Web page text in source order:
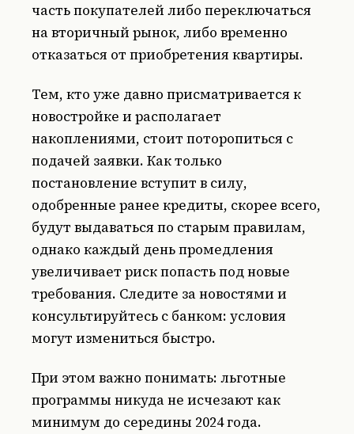
часть покупателей либо переключаться
на вторичный рынок, либо временно
отказаться от приобретения квартиры.
Тем, кто уже давно присматривается к
новостройке и располагает
накоплениями, стоит поторопиться с
подачей заявки. Как только
постановление вступит в силу,
одобренные ранее кредиты, скорее всего,
будут выдаваться по старым правилам,
однако каждый день промедления
увеличивает риск попасть под новые
требования. Следите за новостями и
консультируйтесь с банком: условия
могут измениться быстро.
При этом важно понимать: льготные
программы никуда не исчезают как
минимум до середины 2024 года.